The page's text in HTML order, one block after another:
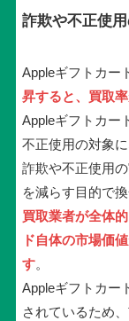
詐欺や不正使
Appleギフトカー
昇すると、買取
Appleギフトカー
不正使用の対象に
詐欺や不正使用
を減らす目的で
買取業者が全体
ド自体の市場価
す。
Appleギフトカー
されているため